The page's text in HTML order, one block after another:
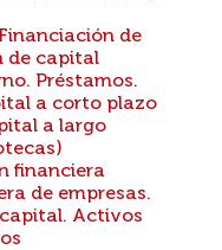
de
de capital
Préstamos.
a corto plazo
a largo
financiera
de empresas.
Activos